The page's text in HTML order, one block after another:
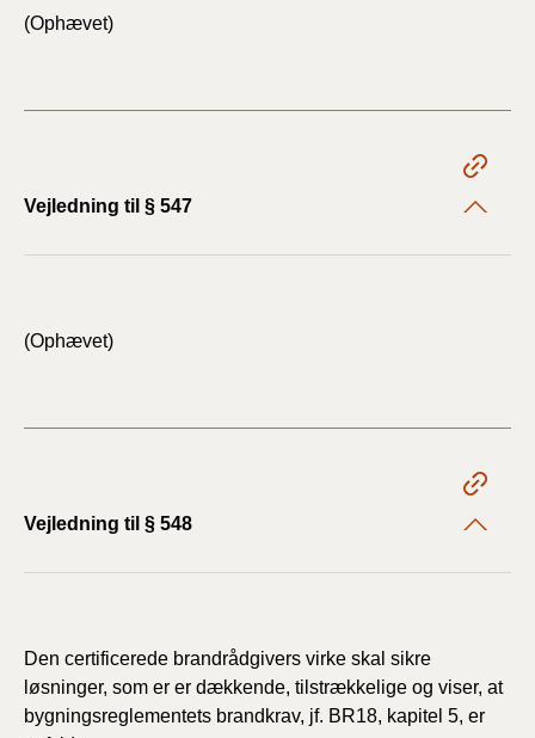
(Ophævet)
Vejledning til § 547
(Ophævet)
Vejledning til § 548
Den certificerede brandrådgivers virke skal sikre
løsninger, som er er dækkende, tilstrækkelige og viser, at
bygningsreglementets brandkrav, jf. BR18, kapitel 5, er